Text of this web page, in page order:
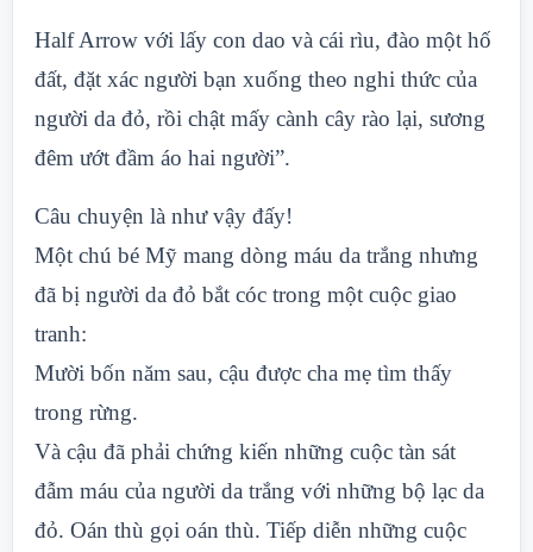
Half Arrow với lấy con dao và cái rìu, đào một hố
đất, đặt xác người bạn xuống theo nghi thức của
người da đỏ, rồi chật mấy cành cây rào lại, sương
đêm ướt đầm áo hai người”.
Câu chuyện là như vậy đấy!
Một chú bé Mỹ mang dòng máu da trắng nhưng
đã bị người da đỏ bắt cóc trong một cuộc giao
tranh:
Mười bốn năm sau, cậu được cha mẹ tìm thấy
trong rừng.
Và cậu đã phải chứng kiến những cuộc tàn sát
đẫm máu của người da trắng với những bộ lạc da
đỏ. Oán thù gọi oán thù. Tiếp diễn những cuộc